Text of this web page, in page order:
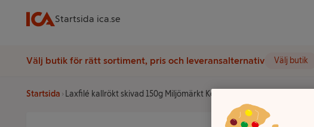
Startsida ica.se
Välj butik för rätt sortiment, pris och leveransalternativ Välj butik
Startsida Laxfilé kallrökt skivad 150g Miljömärkt Korshags